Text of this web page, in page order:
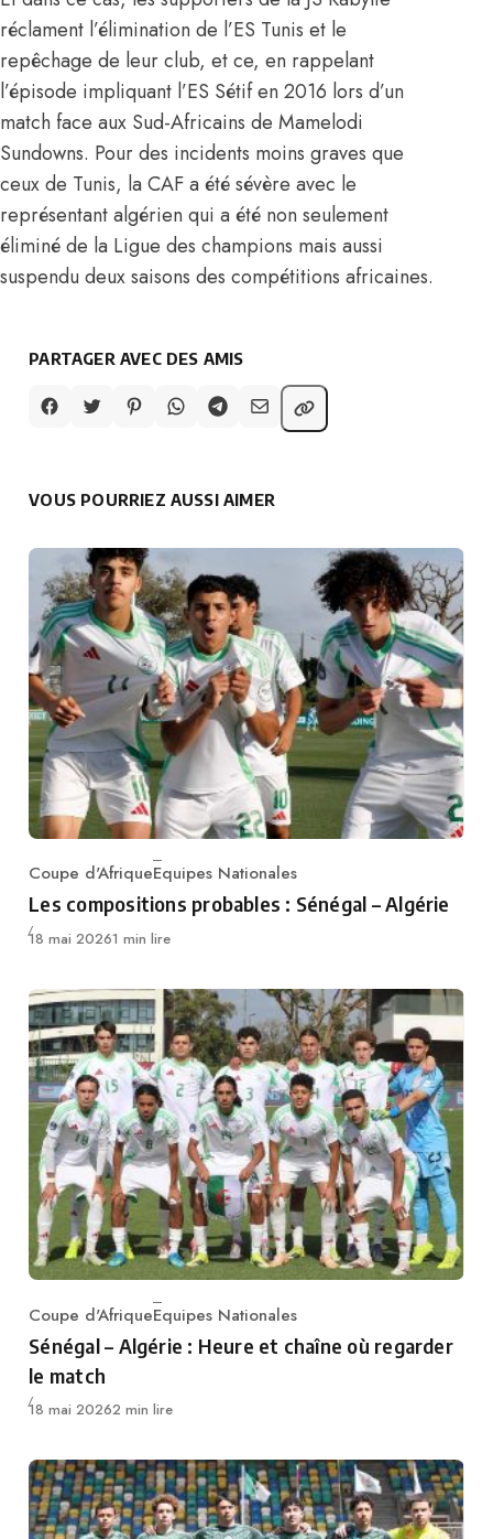
réclament l’élimination de l’ES Tunis et le
repêchage de leur club, et ce, en rappelant
l’épisode impliquant l’ES Sétif en 2016 lors d’un
match face aux Sud-Africains de Mamelodi
Sundowns. Pour des incidents moins graves que
ceux de Tunis, la CAF a été sévère avec le
représentant algérien qui a été non seulement
éliminé de la Ligue des champions mais aussi
suspendu deux saisons des compétitions africaines.
PARTAGER AVEC DES AMIS
VOUS POURRIEZ AUSSI AIMER
Category
Coupe d'AfriqueEquipes Nationales
Les compositions probables : Sénégal – Algérie
Publié
18 mai 20261 min lire
Category
Coupe d'AfriqueEquipes Nationales
Sénégal – Algérie : Heure et chaîne où regarder
le match
Publié
18 mai 20262 min lire